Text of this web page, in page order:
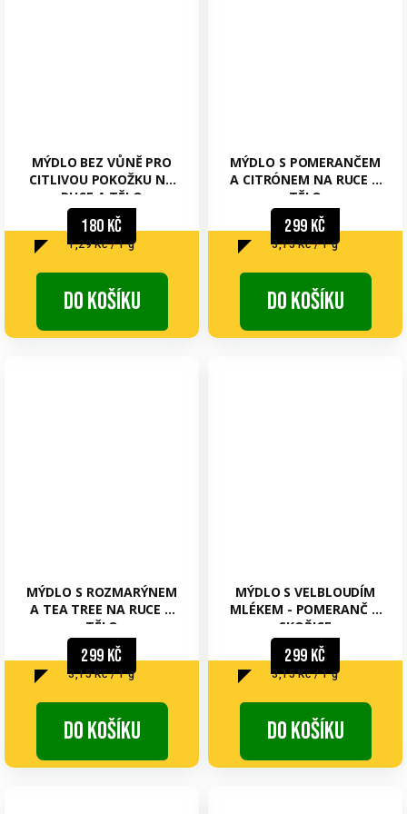
MÝDLO BEZ VŮNĚ PRO
CITLIVOU POKOŽKU NA
RUCE A TĚLO
180 Kč
Měrná
1,29 Kč / 1 g
Do košíku
MÝDLO S POMERANČEM
A CITRÓNEM NA RUCE A
TĚLO
299 Kč
Měrná
3,15 Kč / 1 g
Do košíku
MÝDLO S ROZMARÝNEM
A TEA TREE NA RUCE A
TĚLO
299 Kč
Měrná
3,15 Kč / 1 g
Do košíku
MÝDLO S VELBLOUDÍM
MLÉKEM - POMERANČ A
SKOŘICE
299 Kč
Měrná
3,15 Kč / 1 g
Do košíku